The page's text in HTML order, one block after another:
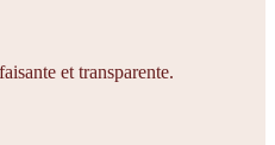
et transparente.